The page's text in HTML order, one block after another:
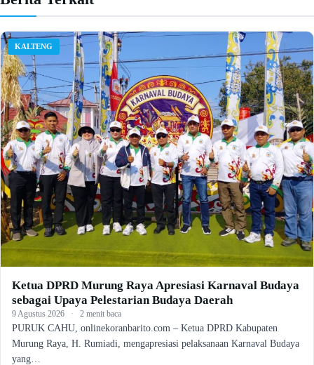
KALTENG
Ketua DPRD Murung Raya Apresiasi Karnaval Budaya
sebagai Upaya Pelestarian Budaya Daerah
9 Agustus 2026 · 2 menit baca
PURUK CAHU, onlinekoranbarito.com – Ketua DPRD Kabupaten
Murung Raya, H. Rumiadi, mengapresiasi pelaksanaan Karnaval Budaya
yang…